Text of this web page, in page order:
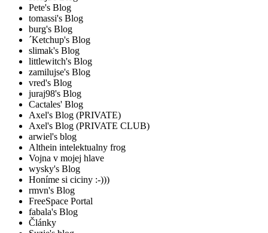
Pete's Blog
tomassi's Blog
burg's Blog
´Ketchup's Blog
slimak's Blog
littlewitch's Blog
zamilujse's Blog
vred's Blog
juraj98's Blog
Cactales' Blog
Axel's Blog (PRIVATE)
Axel's Blog (PRIVATE CLUB)
arwiel's blog
Althein intelektualny frog
Vojna v mojej hlave
wysky's Blog
Honíme si ciciny :-)))
rmvn's Blog
FreeSpace Portal
fabala's Blog
Články